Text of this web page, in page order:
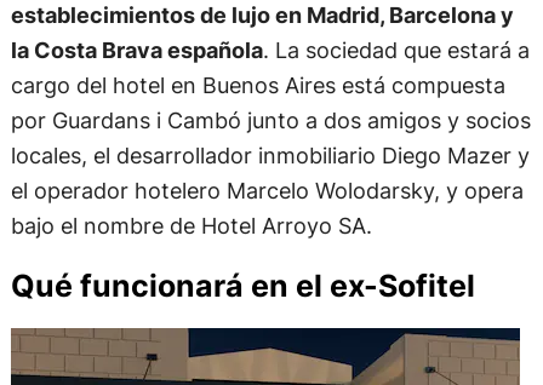
establecimientos de lujo en Madrid, Barcelona y
la Costa Brava española. La sociedad que estará a
cargo del hotel en Buenos Aires está compuesta
por Guardans i Cambó junto a dos amigos y socios
locales, el desarrollador inmobiliario Diego Mazer y
el operador hotelero Marcelo Wolodarsky, y opera
bajo el nombre de Hotel Arroyo SA.
Qué funcionará en el ex-Sofitel